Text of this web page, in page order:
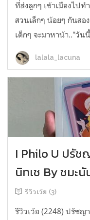
ที่ส่งลูกๆ เข้าเมืองไป
สวนเล็กๆ น้อยๆ กันสอ
เด็กๆ จะมาหาน้า.."วัน
lalala_lacuna
I Philo U ปรัช
นิทเช By ชมะ
รีวิวเว้ย (3)
รีวิวเว้ย (2248) ปรัชญ